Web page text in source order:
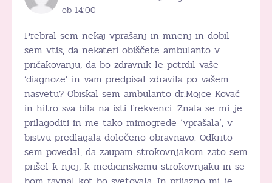
ob 14:00
Prebral sem nekaj vprašanj in mnenj in dobil
sem vtis, da nekateri obiščete ambulanto v
pričakovanju, da bo zdravnik le potrdil vaše
‘diagnoze’ in vam predpisal zdravila po vašem
nasvetu? Obiskal sem ambulanto dr.Mojce Kovač
in hitro sva bila na isti frekvenci. Znala se mi je
prilagoditi in me tako mimogrede ‘vprašala’, v
bistvu predlagala določeno obravnavo. Odkrito
sem povedal, da zaupam strokovnjakom zato sem
prišel k njej, k medicinskemu strokovnjaku in se